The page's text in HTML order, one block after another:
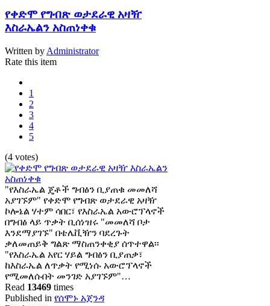
የቀድሞ የግብጽ ወታደራዊ አዛዥ
እስራኤልን አስጠነቀቁ
Written by Administrator
Rate this item
1
2
3
4
5
(4 votes)
"የእስራኤል ጄቶች ግብፅን ቢያጠቁ መመለሻ
አያገኙም" የቀድሞ የግብጽ ወታደራዊ አዛዥ
ኮሎኔል ሃተም ሳበር፣ የእስራኤል አውሮፕላኖች
በግብፅ ላይ ጥቃት ቢሰነዝሩ "መመለሻ ቦታ
እንደማያገኙ" በቴሌቪዥን ባደረጉት
ቃለመጠይቅ ግልጽ ማስጠንቀቂያ ሰጥተዋል፡፡
"የእስራኤል አየር ሃይል ግብፅን ቢያጠቃ፣
ከእስራኤል ለጥቃት የሚነሱ አውሮፕላኖች
የሚመለሱበት መንገድ አያገኙም"…
Read 13469 times
Published in የሰሞኑ አጀንዳ